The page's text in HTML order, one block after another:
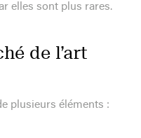
elles sont plus rares.
de l’art
plusieurs éléments :